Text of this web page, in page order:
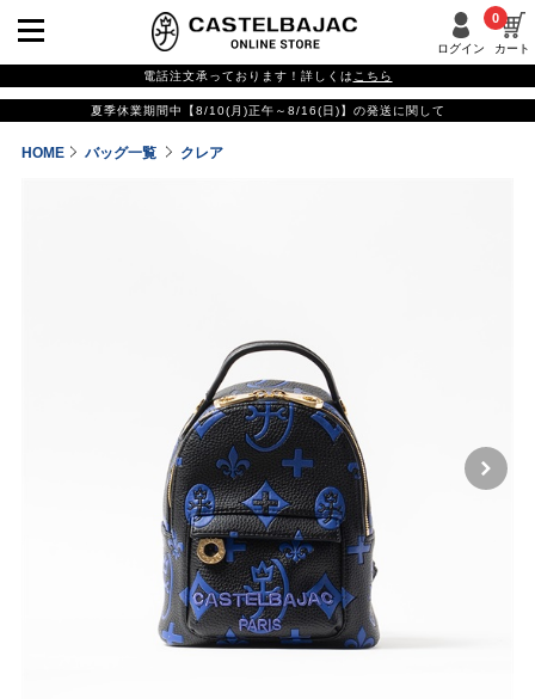
ログイン カート
0
電話注文承っております！詳しくは こちら
夏季休業期間中【8/10(月)正午～8/16(日)】の発送に関して
HOME バッグ一覧 クレア